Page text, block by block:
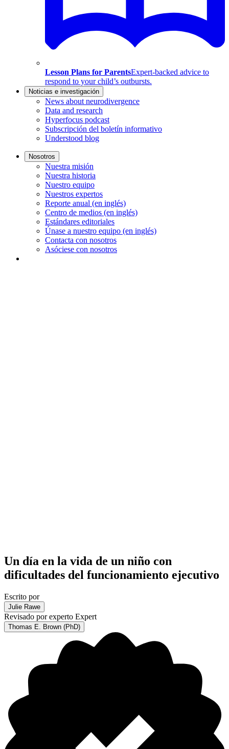
Lesson Plans for ParentsExpert-backed advice to
respond to your child’s outbursts.
Noticias e investigación
News about neurodivergence
Data and research
Hyperfocus podcast
Subscripción del boletín informativo
Understood blog
Nosotros
Nuestra misión
Nuestra historia
Nuestro equipo
Nuestros expertos
Reporte anual (en inglés)
Centro de medios (en inglés)
Estándares editoriales
Únase a nuestro equipo (en inglés)
Contacta con nosotros
Asóciese con nosotros
Un día en la vida de un niño con
dificultades del funcionamiento ejecutivo
Escrito por
Julie Rawe
Revisado por experto Expert
Thomas E. Brown (PhD)